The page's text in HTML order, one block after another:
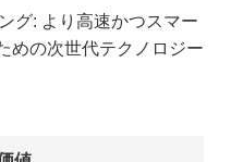
グ: より高速かつスマー
めの次世代テクノロジー